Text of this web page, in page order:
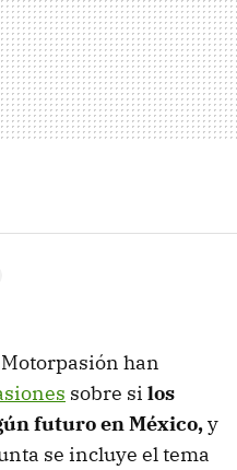
han
sobre si los
futuro en México,y
se incluye el tema